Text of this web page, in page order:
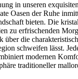
in unseren exquisiten
Oasen der Ruhe
bieten. Die
zu erfrischenden
über die
schweifen lässt.
modernen
traditioneller